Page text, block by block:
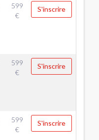
599
€
S'inscrire
599
€
S'inscrire
599
€
S'inscrire